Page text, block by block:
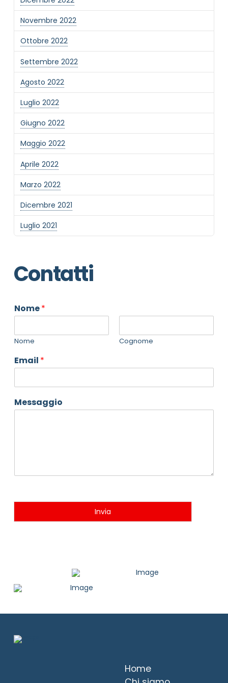
Novembre 2022
Ottobre 2022
Settembre 2022
Agosto 2022
Luglio 2022
Giugno 2022
Maggio 2022
Aprile 2022
Marzo 2022
Dicembre 2021
Luglio 2021
Contatti
Nome*
Nome Cognome
Email *
Messaggio
Invia
Home